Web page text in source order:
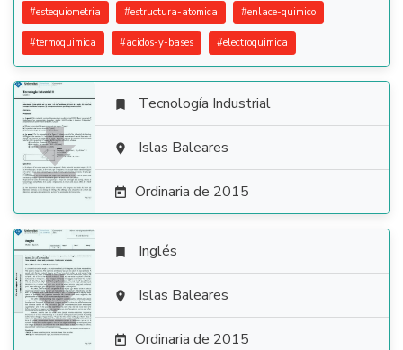
#estequiometria #estructura-atomica #enlace-quimico
#termoquimica #acidos-y-bases #electroquimica

 Tecnología Industrial
 Islas Baleares
 Ordinaria de 2015

 Inglés
 Islas Baleares
 Ordinaria de 2015